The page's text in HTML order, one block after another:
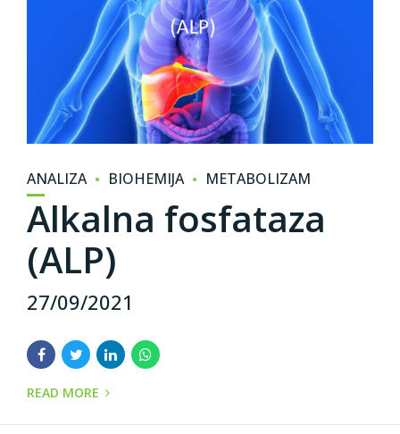
ANALIZA BIOHEMIJA METABOLIZAM
Alkalna fosfataza
(ALP)
27/09/2021
READ MORE